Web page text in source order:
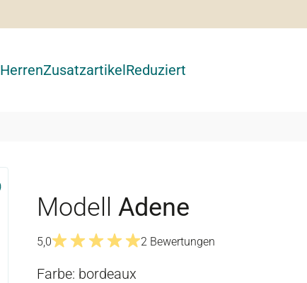
HerrenZusatzartikelReduziert
Modell Adene
5,0
2 Bewertungen
Farbe: bordeaux